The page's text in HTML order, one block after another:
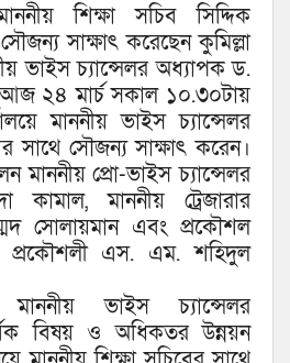
শিক্ষা সচিব সিদ্দিক
সাক্ষাৎ করেছেন কুমিল্লা
ভাইস চ্যান্সেলর অধ্যাপক ড.
২৪ মার্চ সকাল ১০.৩০টায়
মাননীয় ভাইস চ্যান্সেলর
সাথে সৌজন্য সাক্ষাৎ করেন।
মাননীয় প্রো-ভাইস চ্যান্সেলর
মাননীয় ট্রেজারার
সোলায়মান এবং প্রকৌশল
প্রকৌশলী এস. এম. শহিদুল
ভাইস চ্যান্সেলর
বিষয় ও অধিকতর উন্নয়ন